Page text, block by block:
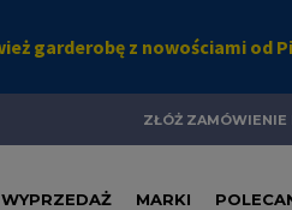
ZŁÓŻ ZAMÓWIENIE
WYPRZEDAŻ MARKI